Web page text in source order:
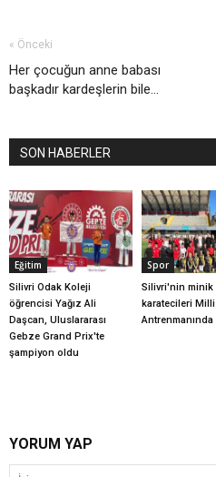
« Önceki
Her çocuğun anne babası
başkadır kardeşlerin bile…
SON HABERLER
Eğitim
Silivri Odak Koleji
öğrencisi Yağız Ali
Daşcan, Uluslararası
Gebze Grand Prix'te
şampiyon oldu
Spor
Silivri'nin minik
karatecileri Milli
Antrenmanında
YORUM YAP